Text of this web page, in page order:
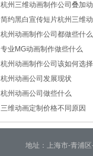
杭州三维动画制作公司叠加
2026/07/27
简约黑白宣传短片杭州三维
2026/07/23
杭州动画制作公司都做些什
2026/03/18
专业MG动画制作做些什么
2026/03/16
杭州动画制作公司该如何选择
2026/03/05
杭州动画公司发展现状
2026/03/03
杭州动画公司做些什么
2026/02/28
三维动画定制价格不同原因
2026/02/02
地址：上海市-青浦